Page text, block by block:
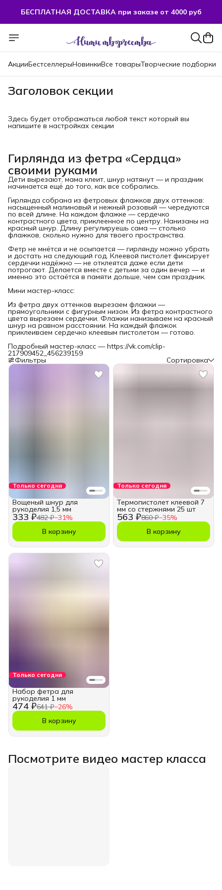
БЕСПЛАТНАЯ ДОСТАВКА при заказе от 4000 руб
АкцииБестселлерыНовинкиВсе товарыТворческие подборки
Заголовок секции
Здесь будет отображаться любой текст который вы
напишите в настройках секции
Гирлянда из фетра «Сердца»
своими руками
Дети вырезают, мама клеит, шнур натянут — и праздник
начинается ещё до того, как все собрались.
Гирлянда собрана из фетровых флажков двух оттенков:
насыщенный малиновый и нежный розовый — чередуются
по всей длине. На каждом флажке — сердечко
контрастного цвета, приклеенное по центру. Нанизаны на
красный шнур. Длину регулируешь сама — столько
флажков, сколько нужно для твоего пространства.
Фетр не мнётся и не осыпается — гирлянду можно убрать
и достать на следующий год. Клеевой пистолет фиксирует
сердечки надёжно — не отклеятся даже если дети
потрогают. Делается вместе с детьми за один вечер — и
именно это остаётся в памяти дольше, чем сам праздник.
Мини мастер-класс:
Из фетра двух оттенков вырезаем флажки —
прямоугольники с фигурным низом. Из фетра контрастного
цвета вырезаем сердечки. Флажки нанизываем на красный
шнур на равном расстоянии. На каждый флажок
приклеиваем сердечко клеевым пистолетом — готово.
Подробный мастер-класс — https://vk.com/clip-
217909452_456239159
Фильтры Сортировка
Только сегодня
333 ₽482 ₽−31%
Вощеный шнур для
рукоделия 1,5 мм
В корзину
Только сегодня
563 ₽860 ₽−35%
Термопистолет клеевой 7
мм со стержнями 25 шт
В корзину
Только сегодня
474 ₽641 ₽−26%
Набор фетра для
рукоделия 1 мм
В корзину
Посмотрите видео мастер класса